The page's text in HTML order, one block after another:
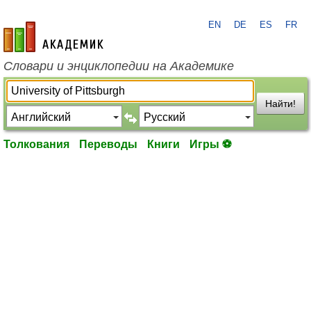
academic.ru
EN DE ES FR
Словари и энциклопедии на Академике
Найти!
Толкования Переводы Книги Игры ⚽